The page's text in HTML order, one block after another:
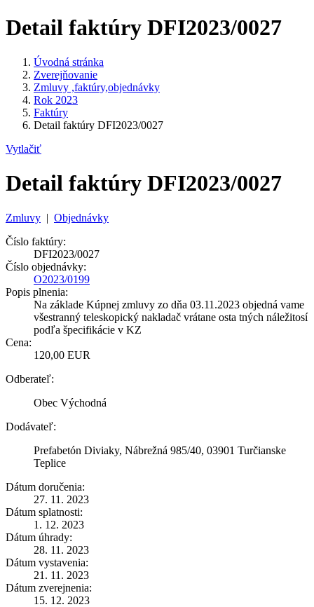
Detail faktúry DFI2023/0027
Úvodná stránka
Zverejňovanie
Zmluvy ,faktúry,objednávky
Rok 2023
Faktúry
Detail faktúry DFI2023/0027
Vytlačiť
Detail faktúry DFI2023/0027
Zmluvy | Objednávky
Číslo faktúry:
DFI2023/0027
Číslo objednávky:
O2023/0199
Popis plnenia:
Na základe Kúpnej zmluvy zo dňa 03.11.2023 objedná vame
všestranný teleskopický nakladač vrátane osta tných náležitosí
podľa špecifikácie v KZ
Cena:
120,00 EUR
Odberateľ:
Obec Východná
Dodávateľ:
Prefabetón Diviaky, Nábrežná 985/40, 03901 Turčianske
Teplice
Dátum doručenia:
27. 11. 2023
Dátum splatnosti:
1. 12. 2023
Dátum úhrady:
28. 11. 2023
Dátum vystavenia:
21. 11. 2023
Dátum zverejnenia:
15. 12. 2023